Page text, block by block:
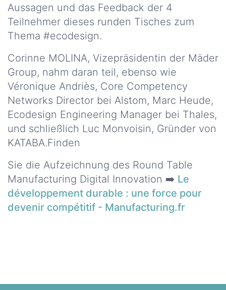
Unsere
Zertifizierungen
Unsere
Niederlassungen
WELCHE
LACKE UND
LÖSUNGEN?
Unsere
Lacke
und
Verbundwerkstoffe
Unsere
Unsere
Aussagen und das Feedback der 4
Teilnehmer dieses runden Tisches zum
Thema #ecodesign.
Corinne MOLINA, Vizepräsidentin der Mäder
Group, nahm daran teil, ebenso wie
Véronique Andriès, Core Competency
Networks Director bei Alstom, Marc Heude,
Ecodesign Engineering Manager bei Thales,
und schließlich Luc Monvoisin, Gründer von
KATABA.Finden
Sie die Aufzeichnung des Round Table
Manufacturing Digital Innovation ➡️ Le
développement durable : une force pour
devenir compétitif - Manufacturing.fr